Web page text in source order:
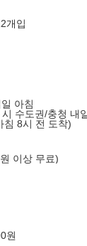
개입
아침
수도권/충청 내
침 8시 전 도착)
이상 무료)
원